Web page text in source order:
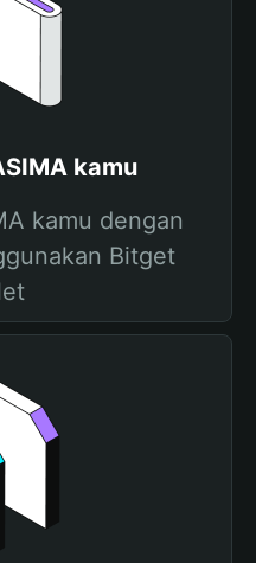
kamu
kamu dengan
Bitget